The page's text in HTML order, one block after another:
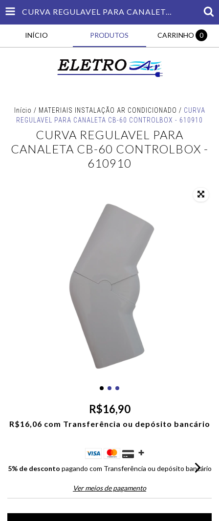
CURVA REGULAVEL PARA CANALETA CB-60 CONTROLBOX - 610910
INÍCIO PRODUTOS CARRINHO 0
Início / MATERIAIS INSTALAÇÃO AR CONDICIONADO / CURVA
REGULAVEL PARA CANALETA CB-60 CONTROLBOX - 610910
CURVA REGULAVEL PARA
CANALETA CB-60 CONTROLBOX -
610910
R$16,90
R$16,06 com Transferência ou depósito bancário
5% de desconto pagando com Transferência ou depósito bancário
Ver meios de pagamento